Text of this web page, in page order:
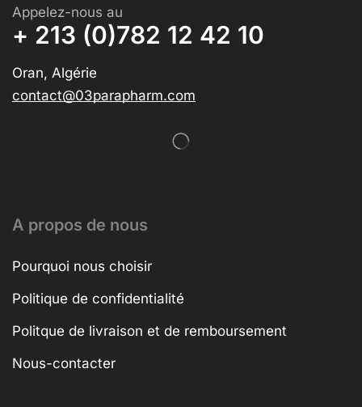
Appelez-nous au
+ 213 (0)782 12 42 10
Oran, Algérie
contact@03parapharm.com
A propos de nous
Pourquoi nous choisir
Politique de confidentialité
Politque de livraison et de remboursement
Nous-contacter